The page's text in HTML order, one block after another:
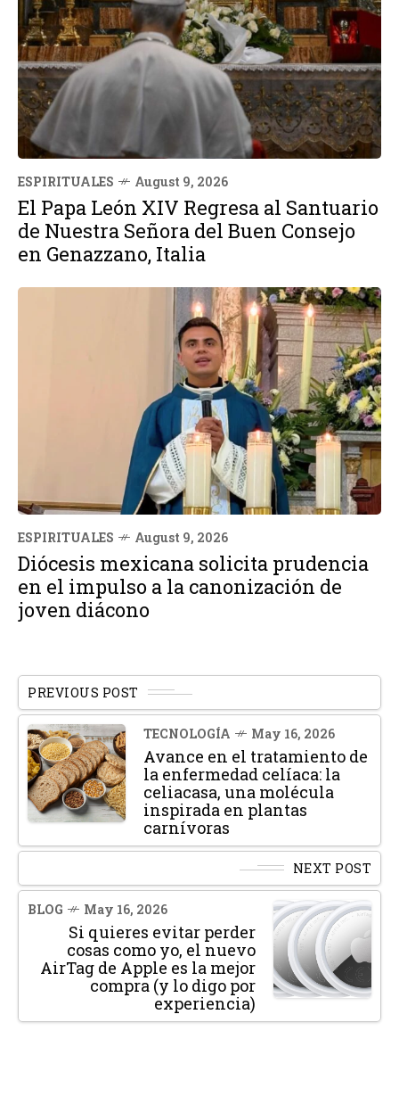
ESPIRITUALES August 9, 2026
El Papa León XIV Regresa al Santuario
de Nuestra Señora del Buen Consejo
en Genazzano, Italia
ESPIRITUALES August 9, 2026
Diócesis mexicana solicita prudencia
en el impulso a la canonización de
joven diácono
PREVIOUS POST
TECNOLOGÍA May 16, 2026
Avance en el tratamiento de
la enfermedad celíaca: la
celiacasa, una molécula
inspirada en plantas
carnívoras
NEXT POST
BLOG May 16, 2026
Si quieres evitar perder
cosas como yo, el nuevo
AirTag de Apple es la mejor
compra (y lo digo por
experiencia)